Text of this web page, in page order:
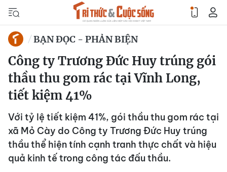
BẠN ĐỌC - PHẢN BIỆN
Công ty Trương Đức Huy trúng gói
thầu thu gom rác tại Vĩnh Long,
tiết kiệm 41%
Với tỷ lệ tiết kiệm 41%, gói thầu thu gom rác tại
xã Mỏ Cày do Công ty Trương Đức Huy trúng
thầu thể hiện tính cạnh tranh thực chất và hiệu
quả kinh tế trong công tác đấu thầu.